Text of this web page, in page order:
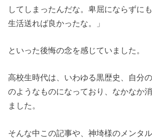
してしまったんだな。卑屈にならずに
生活送れば良かったな。」
といった後悔の念を感じていました。
高校生時代は、いわゆる黒歴史、自分
のようなものになっており、なかなか
ました。
そんな中この記事や、神埼様のメンタ